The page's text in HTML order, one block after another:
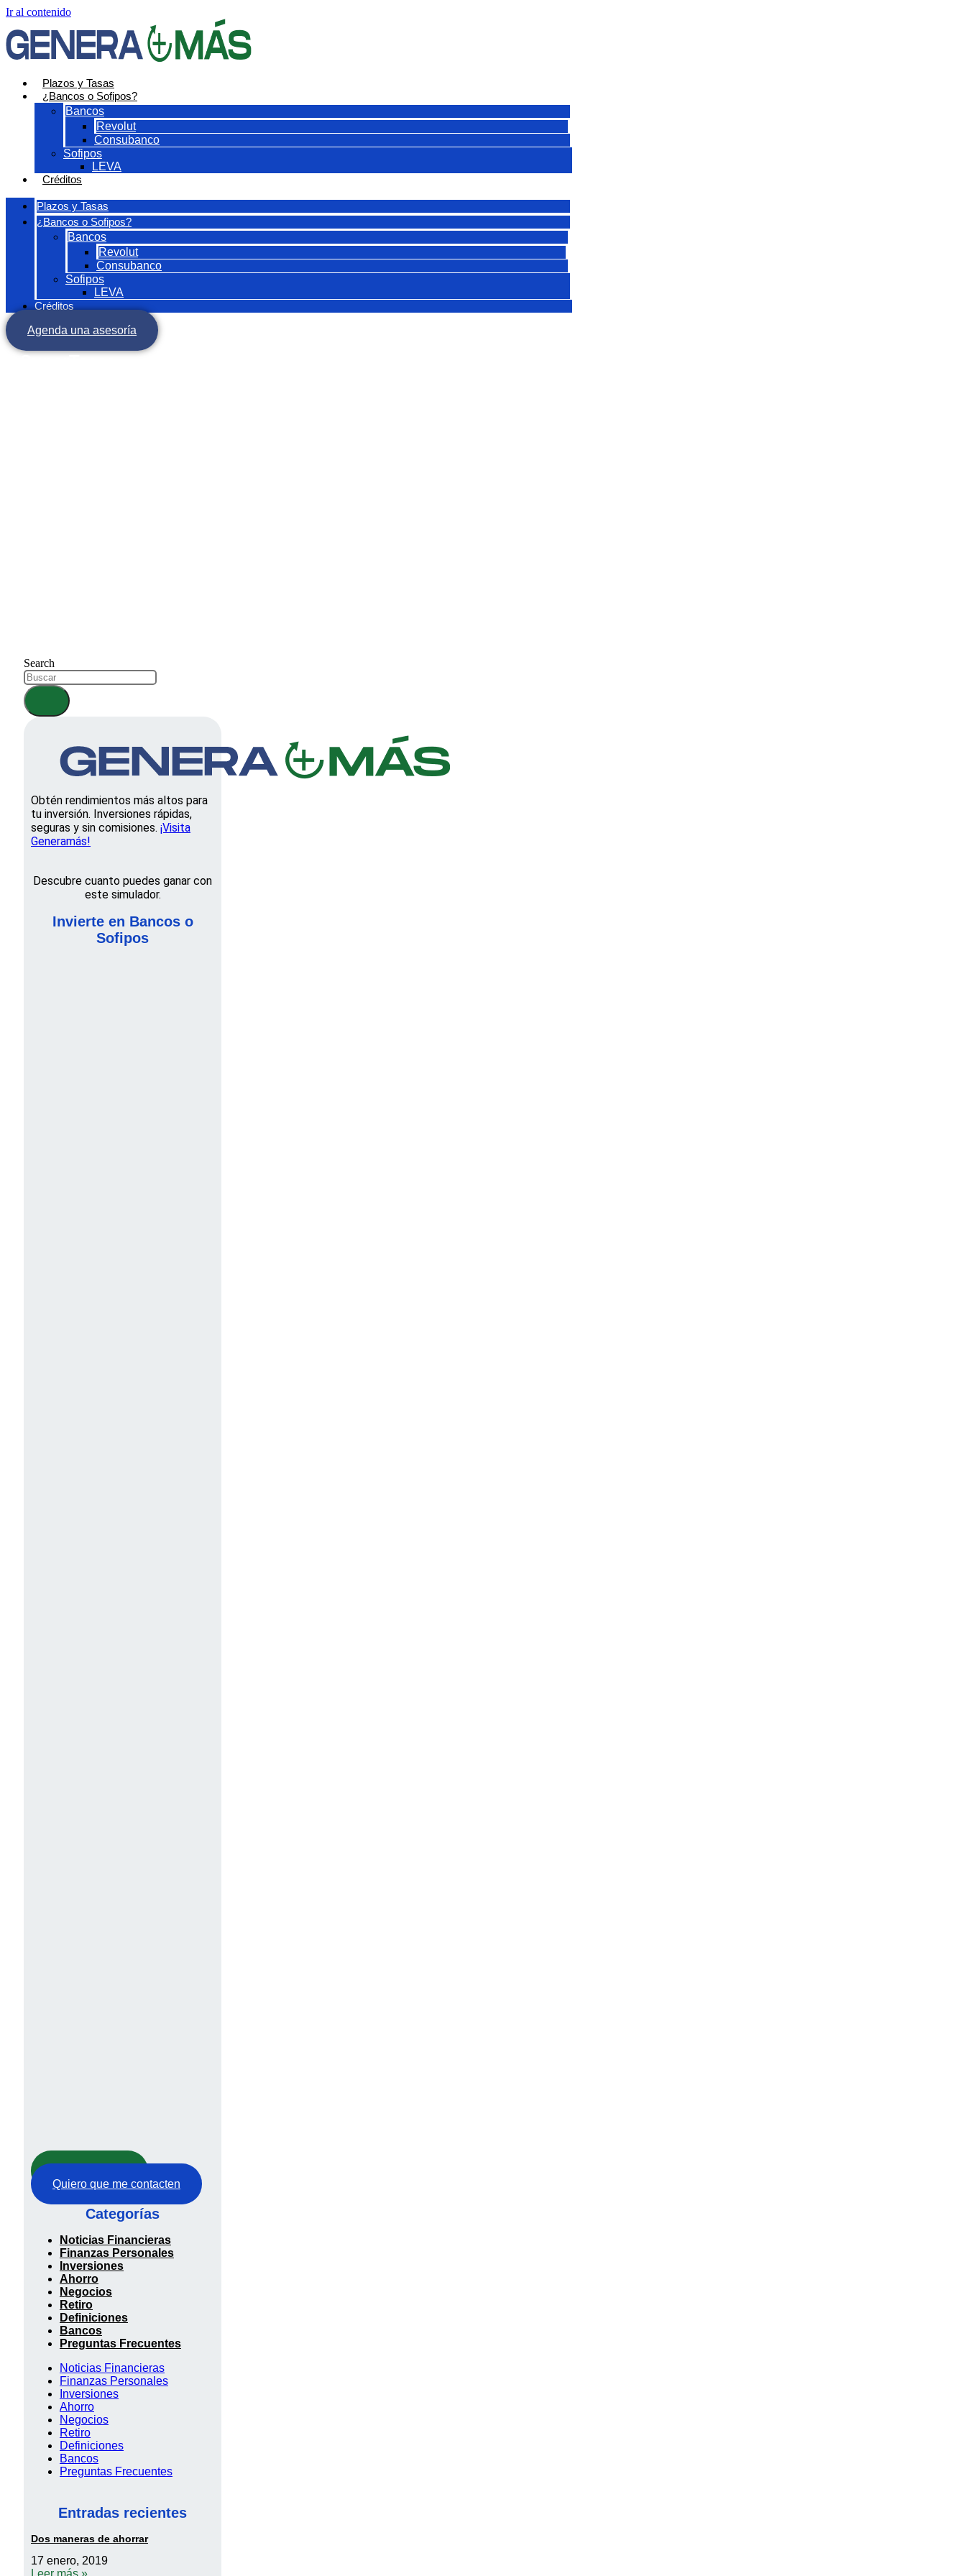
Ir al contenido
Plazos y Tasas
¿Bancos o Sofipos?
Bancos
Revolut
Consubanco
Sofipos
LEVA
Créditos
Plazos y Tasas
¿Bancos o Sofipos?
Bancos
Revolut
Consubanco
Sofipos
LEVA
Créditos
Agenda una asesoría
Search
Obtén rendimientos más altos para
tu inversión. Inversiones rápidas,
seguras y sin comisiones. ¡Visita
Generamás!
Descubre cuanto puedes ganar con
este simulador.
Invierte en Bancos o
Sofipos
Quiero que me contacten
Categorías
Noticias Financieras
Finanzas Personales
Inversiones
Ahorro
Negocios
Retiro
Definiciones
Bancos
Preguntas Frecuentes
Noticias Financieras
Finanzas Personales
Inversiones
Ahorro
Negocios
Retiro
Definiciones
Bancos
Preguntas Frecuentes
Entradas recientes
Dos maneras de ahorrar
17 enero, 2019